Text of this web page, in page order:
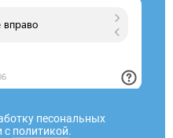
песональных
с политикой.